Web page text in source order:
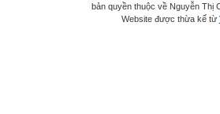
bản quyền thuộc về Nguyễn Thị
Website được thừa kế từ